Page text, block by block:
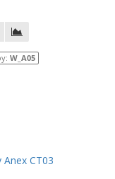
W_A05
CT03